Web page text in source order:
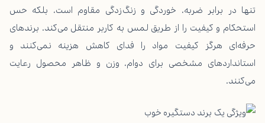
تنها در برابر ضربه، خوردگی و زنگ‌زدگی مقاوم است، بلکه حس
استحکام و کیفیت را از طریق لمس به کاربر منتقل می‌کند. برندهای
حرفه‌ای هرگز کیفیت مواد را فدای کاهش هزینه نمی‌کنند و
استانداردهای مشخصی برای دوام، وزن و ظاهر محصول رعایت
می‌کنند.